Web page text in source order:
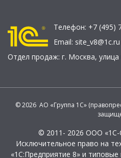
Телефон: +7 (495)
Email: site_v8@1c.ru
Отдел продаж: г. Москва,
© 2026 АО «Группа 1С»
© 2011- 2026 ООО
Исключительное право на
«1С:Предприятие 8» и